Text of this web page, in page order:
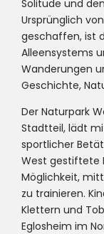
Solitude und
Ursprünglich
geschaffen, ist
Alleensystems
Wanderungen
Geschichte,
Der Naturpark
Stadtteil, lädt
sportlicher
West gestiftete
Möglichkeit,
zu trainieren.
Klettern und
Eglosheim im